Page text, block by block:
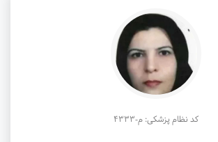
کد نظام پزشکی: م-4333